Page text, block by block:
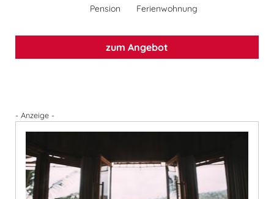
Pension
Ferienwohnung
zum Angebot
- Anzeige -